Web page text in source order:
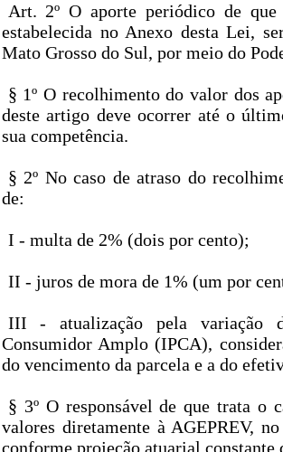
Art. 2º O aporte periódico de
estabelecida no Anexo desta Lei,
Mato Grosso do Sul, por meio do
§ 1º O recolhimento do valor dos
deste artigo deve ocorrer até o
sua competência.
§ 2º No caso de atraso do
de:
I - multa de 2% (dois por cento);
II - juros de mora de 1% (um por
III - atualização pela variação
Consumidor Amplo (IPCA),
do vencimento da parcela e a do
§ 3º O responsável de que trata o
valores diretamente à AGEPREV,
conforme projeção atuarial constante